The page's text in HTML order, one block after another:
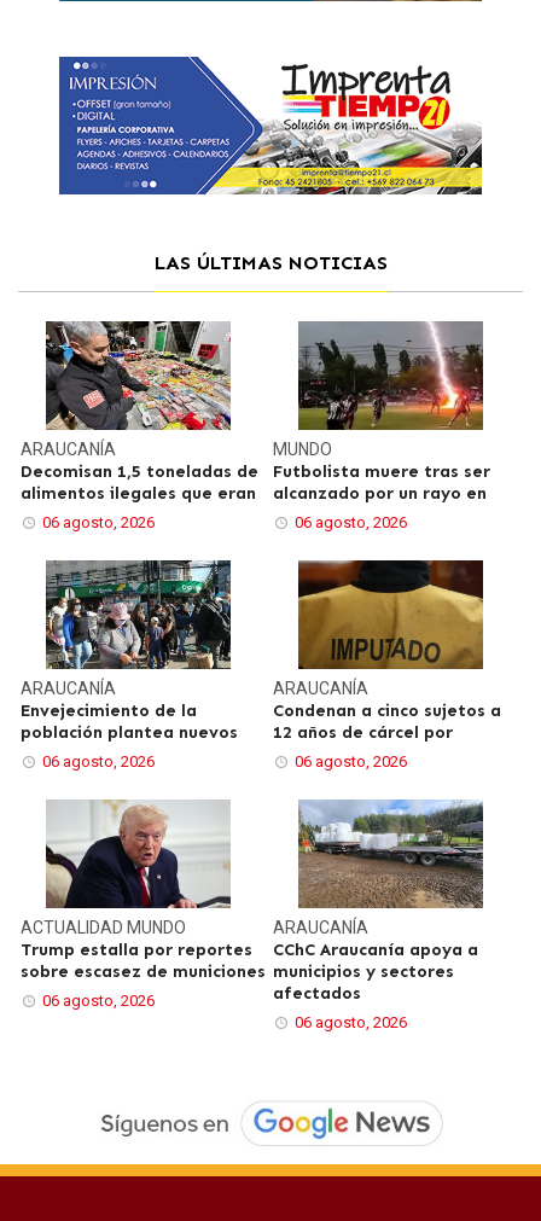
LAS ÚLTIMAS NOTICIAS
ARAUCANÍA
Decomisan 1,5 toneladas de
alimentos ilegales que eran
06 agosto, 2026
MUNDO
Futbolista muere tras ser
alcanzado por un rayo en
06 agosto, 2026
ARAUCANÍA
Envejecimiento de la
población plantea nuevos
06 agosto, 2026
ARAUCANÍA
Condenan a cinco sujetos a
12 años de cárcel por
06 agosto, 2026
ACTUALIDAD MUNDO
Trump estalla por reportes
sobre escasez de municiones
06 agosto, 2026
ARAUCANÍA
CChC Araucanía apoya a
municipios y sectores
afectados
06 agosto, 2026